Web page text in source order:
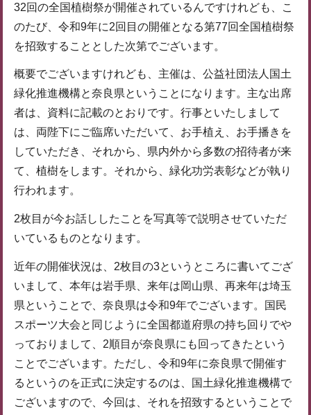
32回の全国植樹祭が開催されているんですけれども、こ
のたび、令和9年に2回目の開催となる第77回全国植樹祭
を招致することとした次第でございます。
概要でございますけれども、主催は、公益社団法人国土
緑化推進機構と奈良県ということになります。主な出席
者は、資料に記載のとおりです。行事といたしまして
は、両陛下にご臨席いただいて、お手植え、お手播きを
していただき、それから、県内外から多数の招待者が来
て、植樹をします。それから、緑化功労表彰などが執り
行われます。
2枚目が今お話ししたことを写真等で説明させていただ
いているものとなります。
近年の開催状況は、2枚目の3というところに書いてござ
いまして、本年は岩手県、来年は岡山県、再来年は埼玉
県ということで、奈良県は令和9年でございます。国民
スポーツ大会と同じように全国都道府県の持ち回りでや
っておりまして、2順目が奈良県にも回ってきたという
ことでございます。ただし、令和9年に奈良県で開催す
るというのを正式に決定するのは、国土緑化推進機構で
ございますので、今回は、それを招致するということで